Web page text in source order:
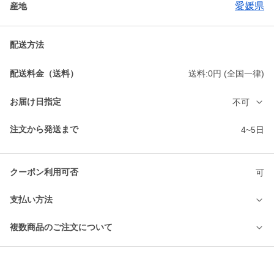
産地 愛媛県
配送方法
配送料金（送料） 送料:0円 (全国一律)
お届け日指定 不可
注文から発送まで 4~5日
クーポン利用可否 可
支払い方法
複数商品のご注文について